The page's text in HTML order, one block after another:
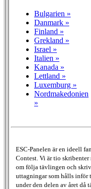
Bulgarien »
Danmark »
Finland »
Grekland »
Israel »
Italien »
Kanada »
Lettland »
Luxemburg »
Nordmakedonien
»
ESC-Panelen är en ideell
Contest. Vi är tio skribenter
om följa tävlingen och
uttagningar som hålls inför
under den delen av året